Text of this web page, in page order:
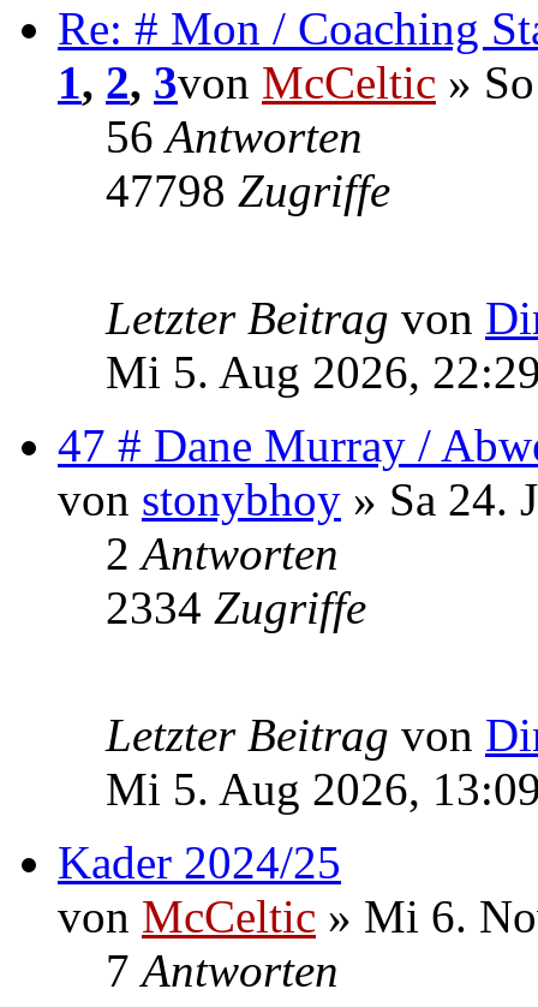
Re: # Mon / Coaching
1, 2, 3von McCeltic »
56Antworten
47798 Zugriffe
Letzter Beitrag von
Mi 5. Aug 2026,
47 # Dane Murray /
von stonybhoy » Sa 24.
2Antworten
2334 Zugriffe
Letzter Beitrag von
Mi 5. Aug 2026,
Kader 2024/25
von McCeltic » Mi 6.
7Antworten